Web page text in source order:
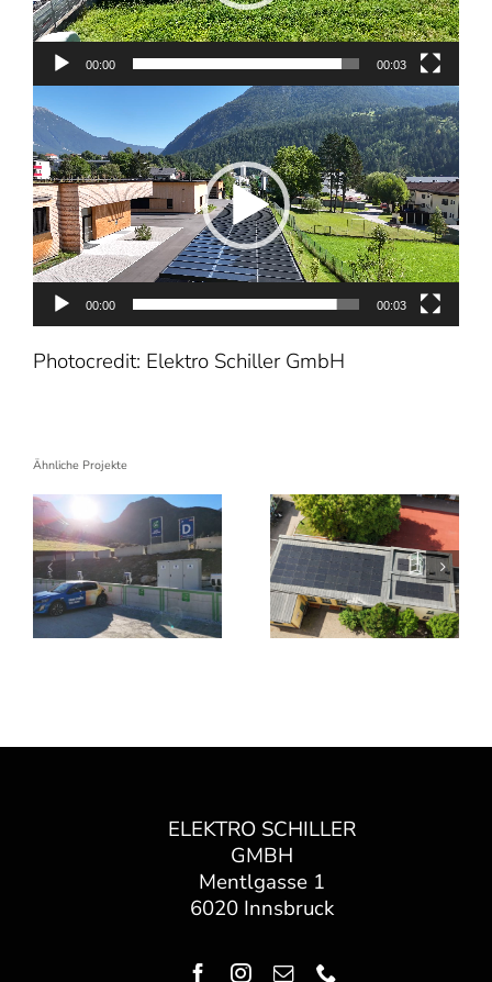
00:00 00:03
Video-
Player
00:00 00:03
Photocredit: Elektro Schiller GmbH
Ähnliche Projekte
ELEKTRO SCHILLER
GMBH
Mentlgasse 1
6020 Innsbruck